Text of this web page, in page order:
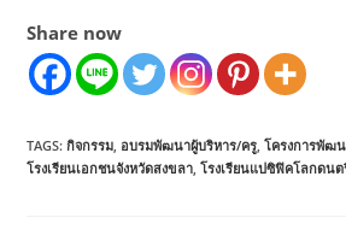
Share now
TAGS:กิจกรรม อบรมพัฒนาผู้บริหาร/ครู โครงการพัฒ
โรงเรียนเอกชนจังหวัดสงขลา โรงเรียนแปซิฟิคโลกดน